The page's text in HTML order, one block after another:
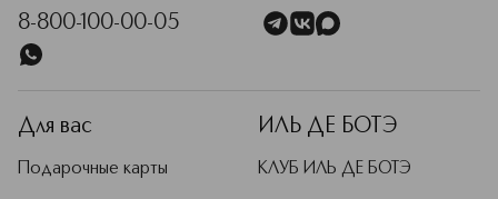
8-800-100-00-05
Для вас
Подарочные карты
ИЛЬ ДЕ БОТЭ
КЛУБ ИЛЬ ДЕ БОТЭ